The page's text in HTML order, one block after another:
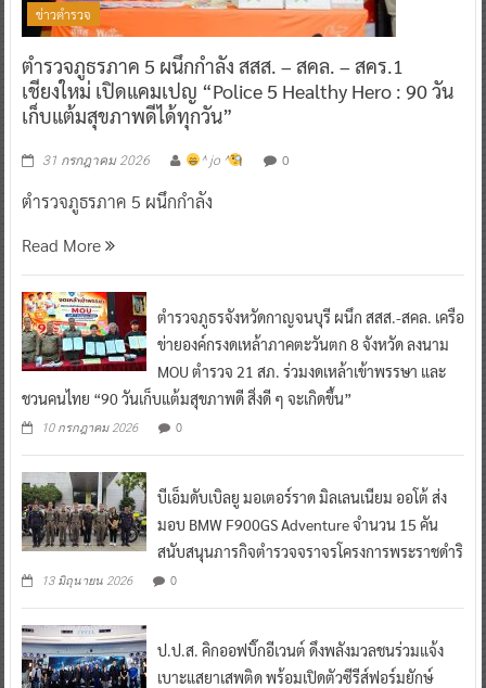
ข่าวตำรวจ
ตำรวจภูธรภาค 5 ผนึกกำลัง สสส. – สคล. – สคร.1
เชียงใหม่ เปิดแคมเปญ “Police 5 Healthy Hero : 90 วัน
เก็บแต้มสุขภาพดีได้ทุกวัน”
31 กรกฎาคม 2026 ^ jo ^ 0
ตำรวจภูธรภาค 5 ผนึกกำลัง
Read More
ตำรวจภูธรจังหวัดกาญจนบุรี ผนึก สสส.-สคล. เครือ
ข่ายองค์กรงดเหล้าภาคตะวันตก 8 จังหวัด ลงนาม
MOU ตำรวจ 21 สภ. ร่วมงดเหล้าเข้าพรรษา และ
ชวนคนไทย “90 วันเก็บแต้มสุขภาพดี สิ่งดี ๆ จะเกิดขึ้น”
10 กรกฎาคม 2026 0
บีเอ็มดับเบิลยู มอเตอร์ราด มิลเลนเนียม ออโต้ ส่ง
มอบ BMW F900GS Adventure จำนวน 15 คัน
สนับสนุนภารกิจตำรวจจราจรโครงการพระราชดำริ
13 มิถุนายน 2026 0
ป.ป.ส. คิกออฟบิ๊กอีเวนต์ ดึงพลังมวลชนร่วมแจ้ง
เบาะแสยาเสพติด พร้อมเปิดตัวซีรีส์ฟอร์มยักษ์